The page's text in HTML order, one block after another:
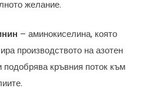
желание.
– аминокиселина, която
производството на азотен
подобрява кръвния поток към